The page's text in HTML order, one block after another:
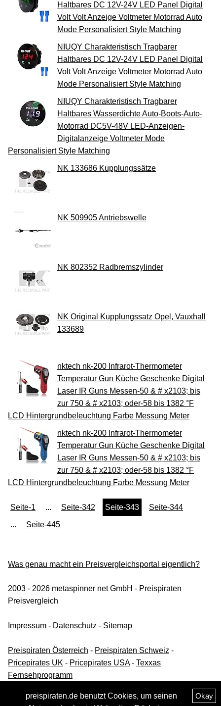
Haltbares DC 12V-24V LED Panel Digital
Volt Volt Anzeige Voltmeter Motorrad Auto
Mode Personalisiert Style Matching
NIUQY Charakteristisch Tragbarer
Haltbares DC 12V-24V LED Panel Digital
Volt Volt Anzeige Voltmeter Motorrad Auto
Mode Personalisiert Style Matching
NIUQY Charakteristisch Tragbarer
Haltbares Wasserdichte Auto-Boots-Auto-
Motorrad DC5V-48V LED-Anzeigen-
Digitalanzeige Voltmeter Mode
Personalisiert Style Matching
NK 133686 Kupplungssätze
NK 509905 Antriebswelle
NK 802352 Radbremszylinder
NK Original Kupplungssatz Opel, Vauxhall
133689
nktech nk-200 Infrarot-Thermometer
Temperatur Gun Küche Geschenke Digital
Laser IR Guns Messen-50 & # x2103; bis
zur 750 & # x2103; oder-58 bis 1382 °F
LCD Hintergrundbeleuchtung Farbe Messung Meter
nktech nk-200 Infrarot-Thermometer
Temperatur Gun Küche Geschenke Digital
Laser IR Guns Messen-50 & # x2103; bis
zur 750 & # x2103; oder-58 bis 1382 °F
LCD Hintergrundbeleuchtung Farbe Messung Meter
Seite-1 ... Seite-342 Seite-343 Seite-344
... Seite-445
Was genau macht ein Preisvergleichsportal eigentlich?
2003 - 2026 metaspinner net GmbH - Preispiraten
Preisvergleich
Impressum - Datenschutz - Sitemap
Preispiraten Österreich - Preispiraten Schweiz -
Pricepirates UK - Pricepirates USA- Texxas
Fernsehprogramm
Okay
preispiraten.de benutzt Cookies, um seinen